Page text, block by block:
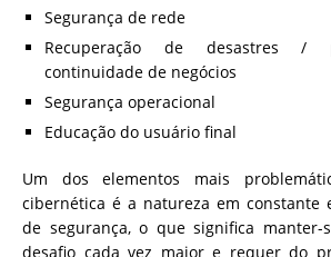
Segurança de rede
Recuperação de desastres /
continuidade de negócios
Segurança operacional
Educação do usuário final
Um dos elementos mais
cibernética é a natureza em constante
de segurança, o que significa manter-
desafio cada vez maior e requer do